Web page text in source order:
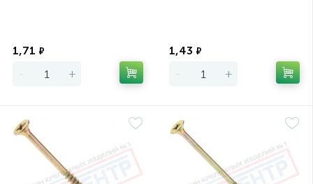
1,71 ₽
- +
1,43 ₽
- +